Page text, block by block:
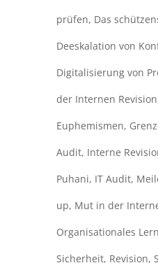
prüfen, Das
Deeskalation von
Digitalisierung von
der Internen Revision
Euphemismen,
Audit, Interne
Puhani, IT Audit,
up, Mut in der
Organisationales
Sicherheit, Revision,